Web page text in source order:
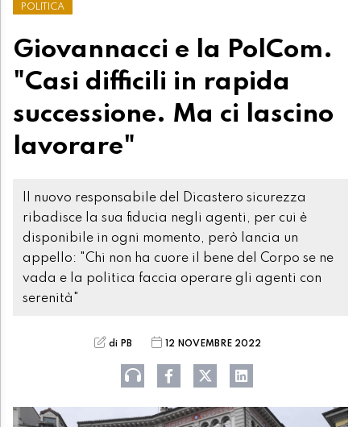
POLITICA
Giovannacci e la PolCom.
"Casi difficili in rapida
successione. Ma ci lascino
lavorare"
Il nuovo responsabile del Dicastero sicurezza
ribadisce la sua fiducia negli agenti, per cui è
disponibile in ogni momento, però lancia un
appello: "Chi non ha cuore il bene del Corpo se ne
vada e la politica faccia operare gli agenti con
serenità"
di PB 12 NOVEMBRE 2022